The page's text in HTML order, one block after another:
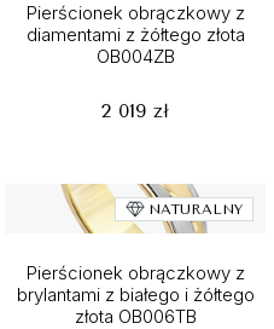
Pierścionek obrączkowy z
diamentami z żółtego złota
OB004ZB
2 019 zł
NATURALNY
Pierścionek obrączkowy z
brylantami z białego i żółtego
złota OB006TB